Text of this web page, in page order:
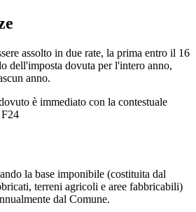
assolto in due rate, la prima entro il 16
dell'imposta dovuta per l'intero anno,
anno.
è immediato con la contestuale
la base imponibile (costituita dal
terreni agricoli e aree fabbricabili)
dal Comune.